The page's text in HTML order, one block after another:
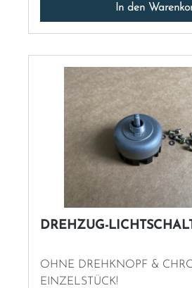
In den
DREHZUG-
OHNE DREHKNOPF &
EINZELSTÜCK!